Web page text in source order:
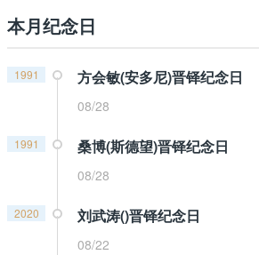
本月纪念日
1991 方会敏(安多尼)晋铎纪念日
08/28
1991 桑博(斯德望)晋铎纪念日
08/28
2020 刘武涛()晋铎纪念日
08/22